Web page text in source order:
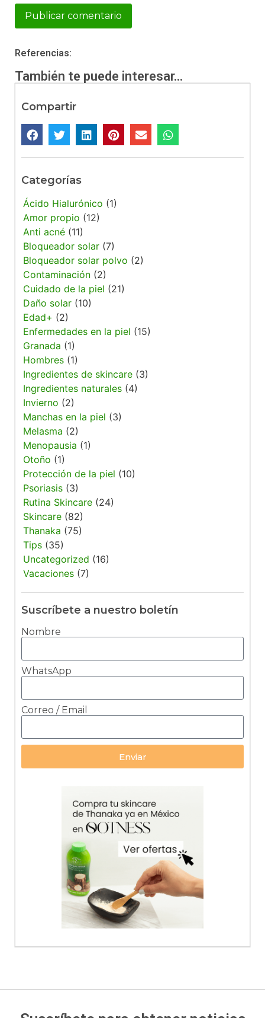
Referencias:
También te puede interesar...
Compartir
Categorías
Ácido Hialurónico (1)
Amor propio (12)
Anti acné (11)
Bloqueador solar (7)
Bloqueador solar polvo (2)
Contaminación (2)
Cuidado de la piel (21)
Daño solar (10)
Edad+ (2)
Enfermedades en la piel (15)
Granada (1)
Hombres (1)
Ingredientes de skincare (3)
Ingredientes naturales (4)
Invierno (2)
Manchas en la piel (3)
Melasma (2)
Menopausia (1)
Otoño (1)
Protección de la piel (10)
Psoriasis (3)
Rutina Skincare (24)
Skincare (82)
Thanaka (75)
Tips (35)
Uncategorized (16)
Vacaciones (7)
Suscríbete a nuestro boletín
Nombre
WhatsApp
Correo / Email
Enviar